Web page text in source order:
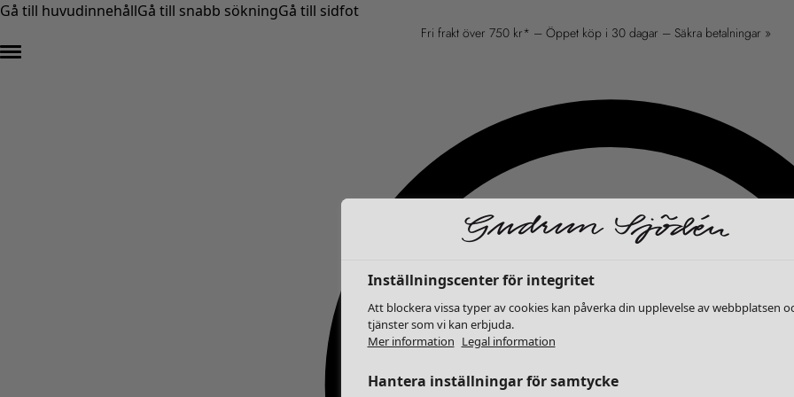
Gå till huvudinnehållGå till snabb sökningGå till sidfot
Fri frakt över 750 kr* – Öppet köp i 30 dagar – Säkra betalningar »
Inställningscenter för integritet
Att blockera vissa typer av cookies kan påverka din upplevelse av webbplatsen
tjänster som vi kan erbjuda.
Mer information Legal information
Hantera inställningar för samtycke